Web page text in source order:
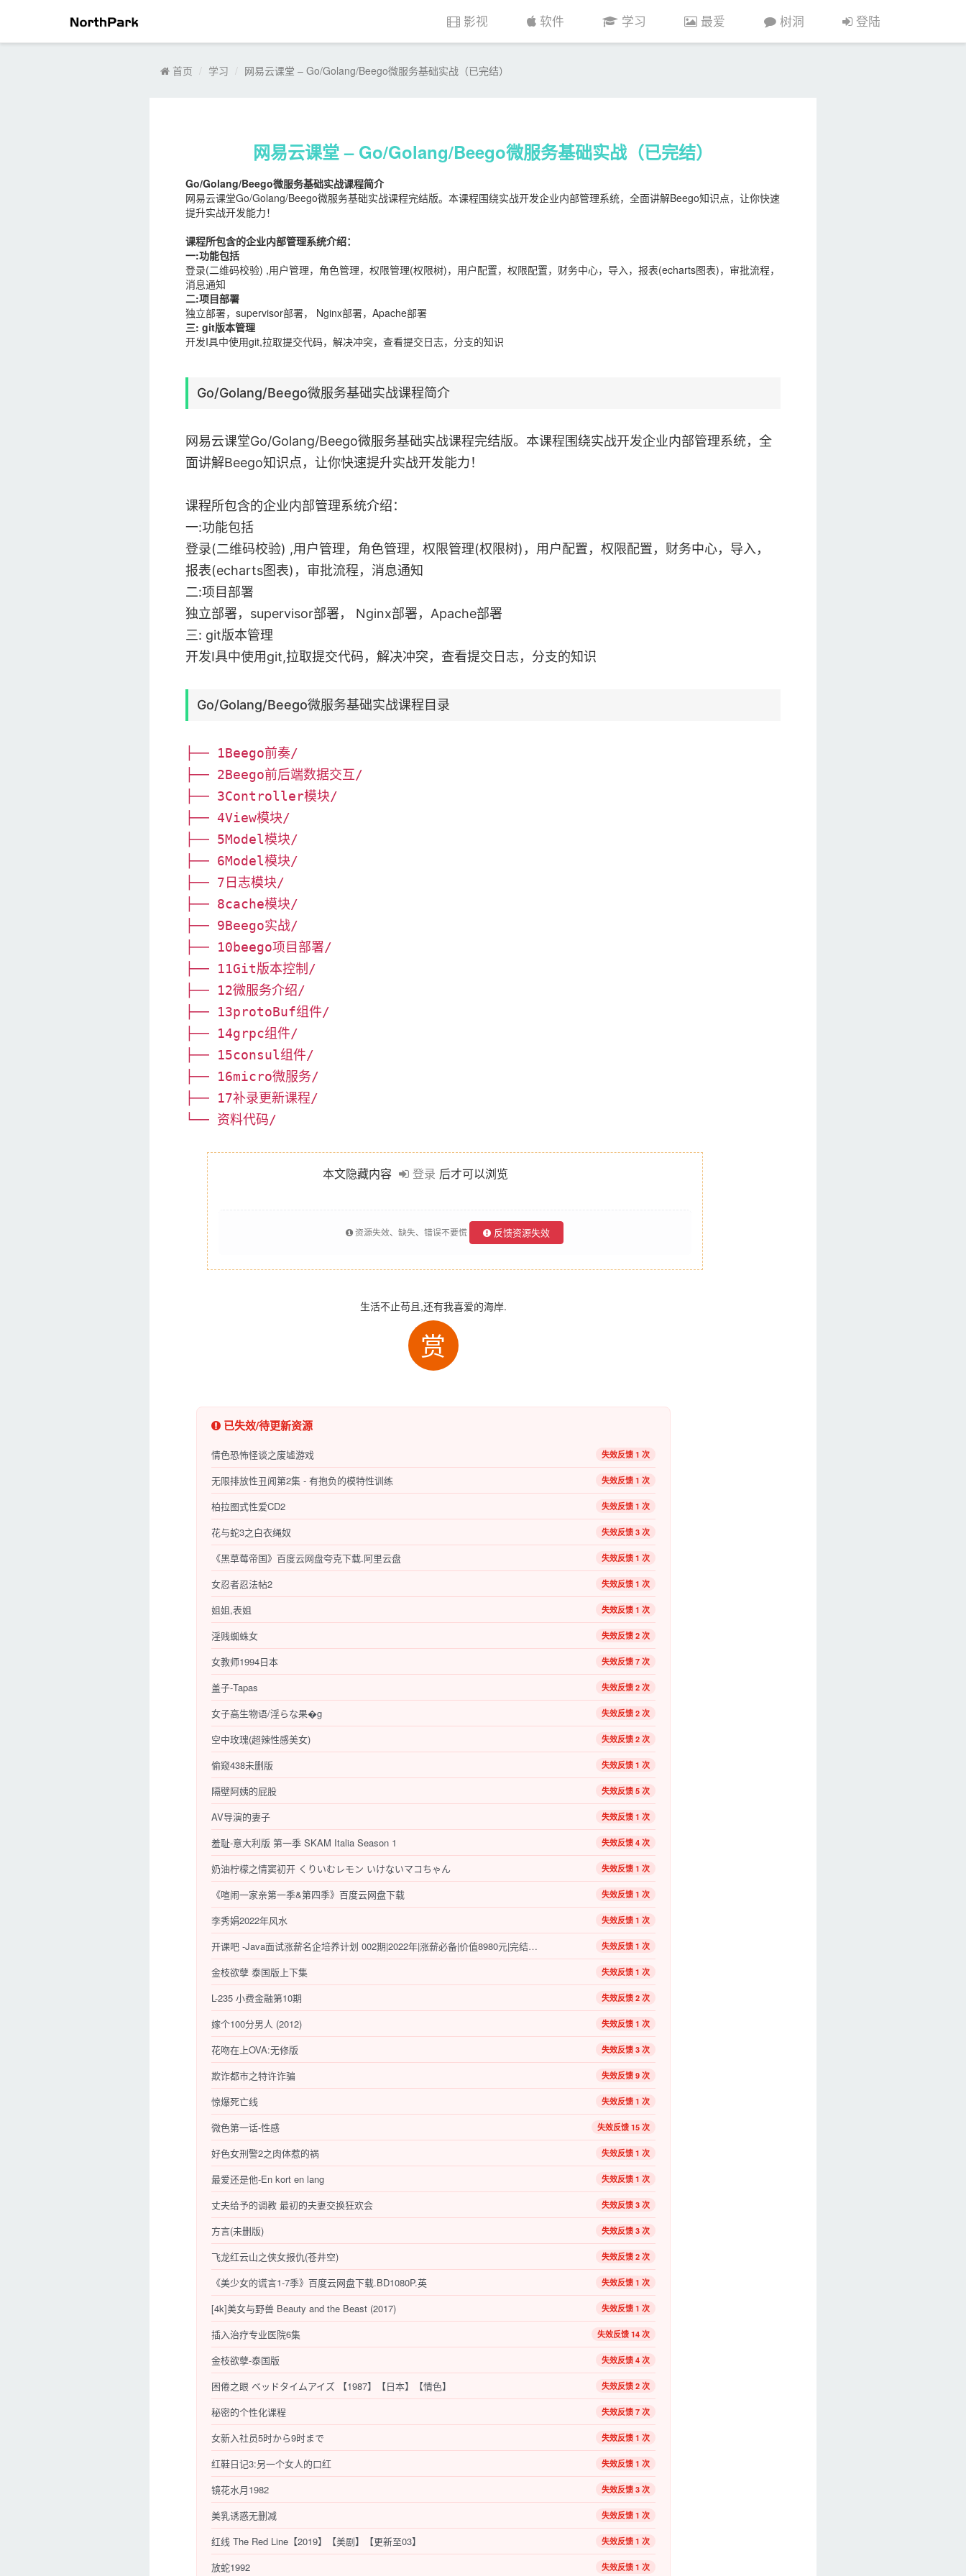
影视 软件 学习 最爱 树洞 登陆
首页 学习 网易云课堂 – Go/Golang/Beego微服务基础实战（已完结）
网易云课堂 – Go/Golang/Beego微服务基础实战（已完结）
Go/Golang/Beego微服务基础实战课程简介
网易云课堂Go/Golang/Beego微服务基础实战课程完结版。本课程围绕实战开发企业内部管理系统，全面讲解Beego知识点，让你快速
提升实战开发能力！
课程所包含的企业内部管理系统介绍：
一:功能包括
登录(二维码校验) ,用户管理，角色管理，权限管理(权限树)，用户配置，权限配置，财务中心，导入，报表(echarts图表)，审批流程，
消息通知
二:项目部署
独立部署，supervisor部署， Nginx部署，Apache部署
三: git版本管理
开发I具中使用git,拉取提交代码，解决冲突，查看提交日志，分支的知识
Go/Golang/Beego微服务基础实战课程简介
网易云课堂Go/Golang/Beego微服务基础实战课程完结版。本课程围绕实战开发企业内部管理系统，全
面讲解Beego知识点，让你快速提升实战开发能力！
课程所包含的企业内部管理系统介绍：
一:功能包括
登录(二维码校验) ,用户管理，角色管理，权限管理(权限树)，用户配置，权限配置，财务中心，导入，
报表(echarts图表)，审批流程，消息通知
二:项目部署
独立部署，supervisor部署， Nginx部署，Apache部署
三: git版本管理
开发I具中使用git,拉取提交代码，解决冲突，查看提交日志，分支的知识
Go/Golang/Beego微服务基础实战课程目录
├── 1Beego前奏/
├── 2Beego前后端数据交互/
├── 3Controller模块/
├── 4View模块/
├── 5Model模块/
├── 6Model模块/
├── 7日志模块/
├── 8cache模块/
├── 9Beego实战/
├── 10beego项目部署/
├── 11Git版本控制/
├── 12微服务介绍/
├── 13protoBuf组件/
├── 14grpc组件/
├── 15consul组件/
├── 16micro微服务/
├── 17补录更新课程/
└── 资料代码/
本文隐藏内容 登录 后才可以浏览
资源失效、缺失、错误不要慌 反馈资源失效
生活不止苟且,还有我喜爱的海岸.
赏
已失效/待更新资源
情色恐怖怪谈之废墟游戏 失效反馈 1 次
无限排放性丑闻第2集 - 有抱负的模特性训练 失效反馈 1 次
柏拉图式性爱CD2 失效反馈 1 次
花与蛇3之白衣绳奴 失效反馈 3 次
《黑草莓帝国》百度云网盘夸克下载.阿里云盘 失效反馈 1 次
女忍者忍法帖2 失效反馈 1 次
姐姐,表姐 失效反馈 1 次
淫贱蜘蛛女 失效反馈 2 次
女教师1994日本 失效反馈 7 次
盖子-Tapas 失效反馈 2 次
女子高生物语/淫らな果�g 失效反馈 2 次
空中玫瑰(超辣性感美女) 失效反馈 2 次
偷窥438未删版 失效反馈 1 次
隔壁阿姨的屁股 失效反馈 5 次
AV导演的妻子 失效反馈 1 次
羞耻-意大利版 第一季 SKAM Italia Season 1 失效反馈 4 次
奶油柠檬之情窦初开 くりいむレモン いけないマコちゃん 失效反馈 1 次
《喧闹一家亲第一季&第四季》百度云网盘下载 失效反馈 1 次
李秀娟2022年风水 失效反馈 1 次
开课吧 -Java面试涨薪名企培养计划 002期|2022年|涨薪必备|价值8980元|完结无秘 失效反馈 1 次
金枝欲孽 泰国版上下集 失效反馈 1 次
L-235 小费金融第10期 失效反馈 2 次
嫁个100分男人 (2012) 失效反馈 1 次
花吻在上OVA:无修版 失效反馈 3 次
欺诈都市之特许诈骗 失效反馈 9 次
惊爆死亡线 失效反馈 1 次
微色第一话-性感 失效反馈 15 次
好色女刑警2之肉体惹的祸 失效反馈 1 次
最爱还是他-En kort en lang 失效反馈 1 次
丈夫给予的调教 最初的夫妻交换狂欢会 失效反馈 3 次
方言(未删版) 失效反馈 3 次
飞龙红云山之侠女报仇(苍井空) 失效反馈 2 次
《美少女的谎言1-7季》百度云网盘下载.BD1080P.英 失效反馈 1 次
[4k]美女与野兽 Beauty and the Beast (2017) 失效反馈 1 次
插入治疗专业医院6集 失效反馈 14 次
金枝欲孽-泰国版 失效反馈 4 次
困倦之眼 ベッドタイムアイズ 【1987】【日本】【情色】 失效反馈 2 次
秘密的个性化课程 失效反馈 7 次
女新入社员5时から9时まで 失效反馈 1 次
红鞋日记3:另一个女人的口红 失效反馈 1 次
镜花水月1982 失效反馈 3 次
美乳诱惑无删减 失效反馈 1 次
红线 The Red Line【2019】【美剧】【更新至03】 失效反馈 1 次
放蛇1992 失效反馈 1 次